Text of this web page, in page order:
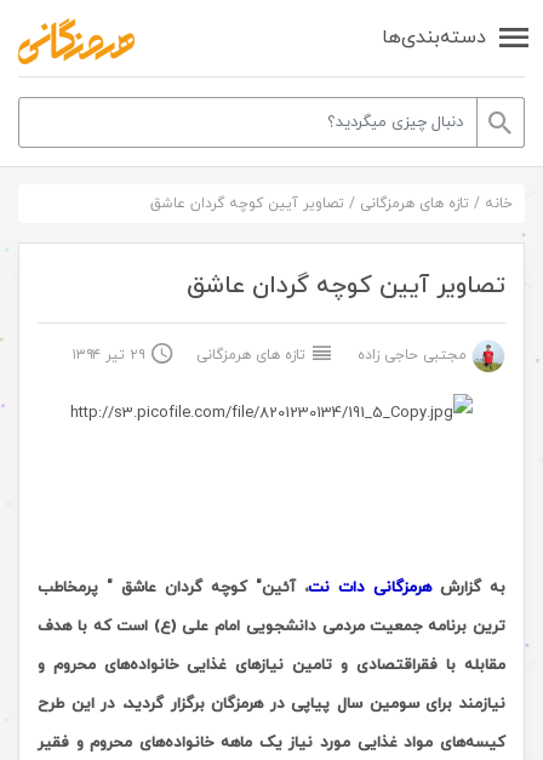
دسته‌بندی‌ها
خانه / تازه های هرمزگانی / تصاویر آیین کوچه گردان عاشق
تصاویر آیین کوچه گردان عاشق
مجتبی حاجی زاده تازه های هرمزگانی ۲۹ تیر ۱۳۹۴
به گزارش هرمزگانی دات نت، آئین" کوچه گردان عاشق " پرمخاطب
ترین برنامه جمعیت مردمی دانشجویی امام علی (ع) است که با هدف
مقابله با فقراقتصادی و تامین نیازهای غذایی خانواده‌های محروم و
نیازمند برای سومین سال پیاپی در هرمزگان برگزار گردید، در این طرح
کیسه‌های مواد غذایی مورد نیاز یک ماهه خانواده‌های محروم و فقیر